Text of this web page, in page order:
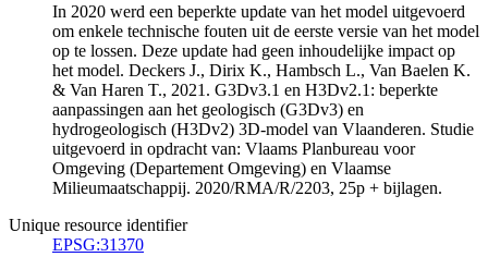
In 2020 werd een beperkte update van het model uitgevoerd
om enkele technische fouten uit de eerste versie van het model
op te lossen. Deze update had geen inhoudelijke impact op
het model. Deckers J., Dirix K., Hambsch L., Van Baelen K.
& Van Haren T., 2021. G3Dv3.1 en H3Dv2.1: beperkte
aanpassingen aan het geologisch (G3Dv3) en
hydrogeologisch (H3Dv2) 3D-model van Vlaanderen. Studie
uitgevoerd in opdracht van: Vlaams Planbureau voor
Omgeving (Departement Omgeving) en Vlaamse
Milieumaatschappij. 2020/RMA/R/2203, 25p + bijlagen.
Unique resource identifier
EPSG:31370